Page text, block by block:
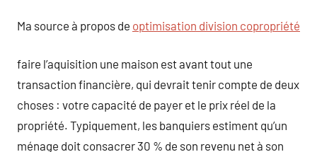
Ma source à propos de optimisation division copropriété
faire l’aquisition une maison est avant tout une
transaction financière, qui devrait tenir compte de deux
choses : votre capacité de payer et le prix réel de la
propriété. Typiquement, les banquiers estiment qu’un
ménage doit consacrer 30 % de son revenu net à son